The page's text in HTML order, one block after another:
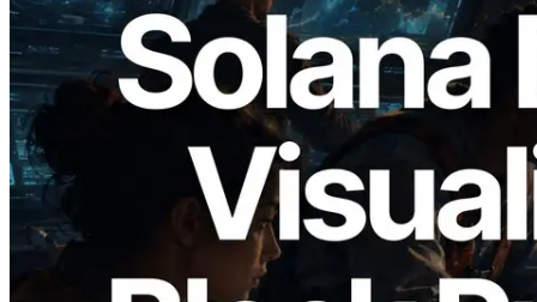
2026.05.24
Validators Solutions Meluncurkan Solana
Block Analyzer — Memvisualisasikan
Waktu Produksi Blok per Slot dan
Validator yang Ditugaskan